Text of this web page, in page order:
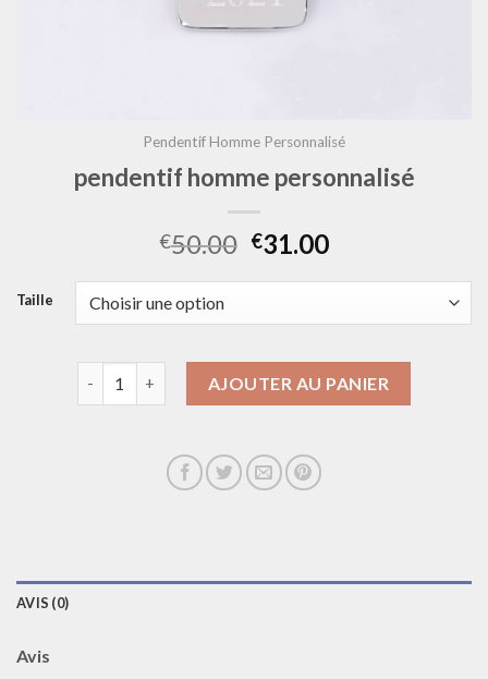
Pendentif Homme Personnalisé
pendentif homme personnalisé
€50.00 €31.00
Taille
AJOUTER AU PANIER
AVIS (0)
Avis